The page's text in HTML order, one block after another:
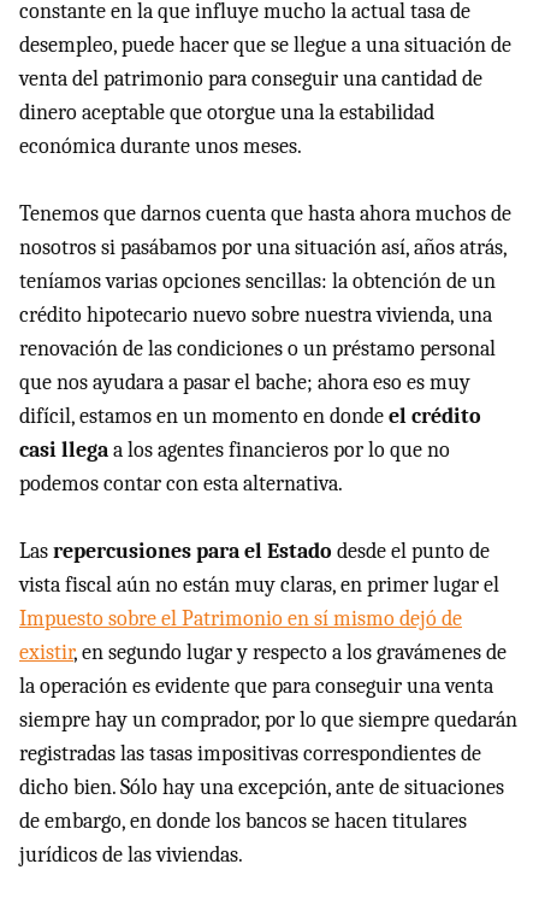
constante en la que influye mucho la actual tasa de
desempleo, puede hacer que se llegue a una situación de
venta del patrimonio para conseguir una cantidad de
dinero aceptable que otorgue una la estabilidad
económica durante unos meses.
Tenemos que darnos cuenta que hasta ahora muchos de
nosotros si pasábamos por una situación así, años atrás,
teníamos varias opciones sencillas: la obtención de un
crédito hipotecario nuevo sobre nuestra vivienda, una
renovación de las condiciones o un préstamo personal
que nos ayudara a pasar el bache; ahora eso es muy
difícil, estamos en un momento en dondeel crédito
casi llegaa los agentes financieros por lo que no
podemos contar con esta alternativa.
Lasrepercusiones para el Estado desde el punto de
vista fiscal aún no están muy claras, en primer lugar el
Impuesto sobre el Patrimonio en sí mismo dejó de
existir, en segundo lugar y respecto a los gravámenes de
la operación es evidente que para conseguir una venta
siempre hay un comprador, por lo que siempre quedarán
registradas las tasas impositivas correspondientes de
dicho bien. Sólo hay una excepción, ante de situaciones
de embargo, en donde los bancos se hacen titulares
jurídicos de las viviendas.